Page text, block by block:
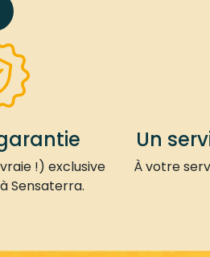
!) exclusive
Sensaterra.
Un
À votre